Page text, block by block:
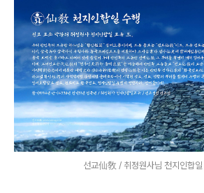
선교仙敎 / 취정원사님 천지인합